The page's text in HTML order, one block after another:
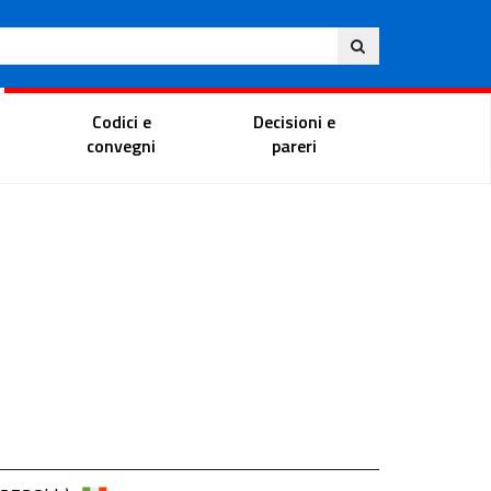
Eng
Magistrate Portal
Codici e
convegni
Decisioni e
pareri